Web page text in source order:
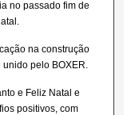
no passado fim de
na construção
pelo BOXER.
e Feliz Natal e
positivos, com